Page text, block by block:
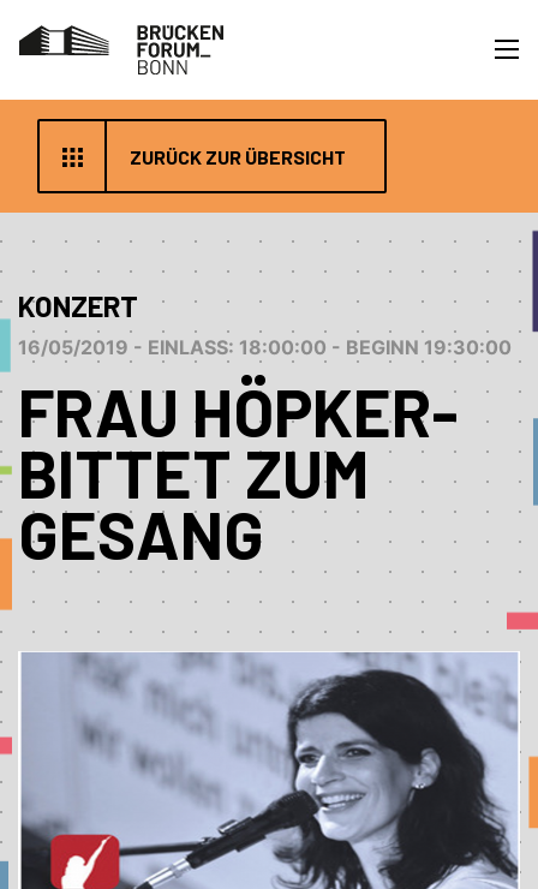
ZURÜCK ZUR ÜBERSICHT
KONZERT
16/05/2019 - EINLASS: 18:00:00 - BEGINN 19:30:00
FRAU HÖPKER-
BITTET ZUM
GESANG